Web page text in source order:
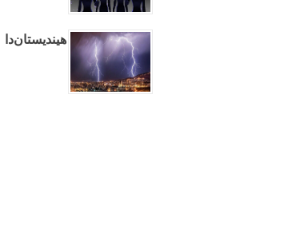
هیندیستان‌دا ۲۰ نفری ایلدیریم ووردو